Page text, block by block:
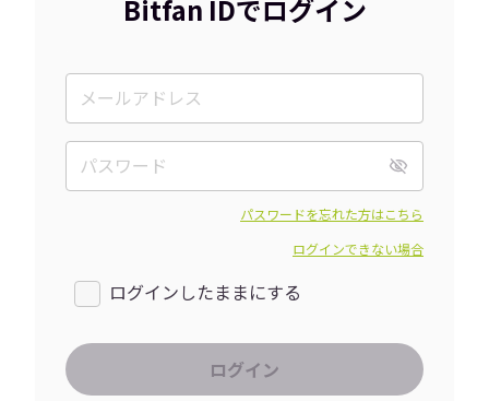
Bitfan IDでログイン
パスワードを忘れた方はこちら
ログインできない場合
ログインしたままにする